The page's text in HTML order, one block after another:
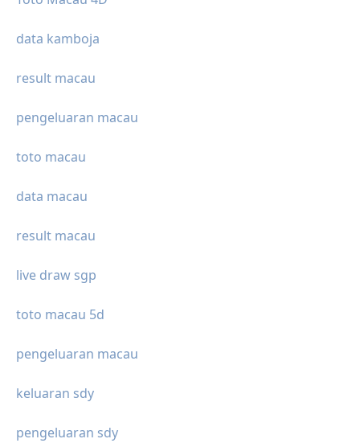
data kamboja
result macau
pengeluaran macau
toto macau
data macau
result macau
live draw sgp
toto macau 5d
pengeluaran macau
keluaran sdy
pengeluaran sdy